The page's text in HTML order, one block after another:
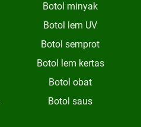
Botol minyak
Botol lem UV
Botol semprot
Botol lem kertas
Botol obat
Botol saus